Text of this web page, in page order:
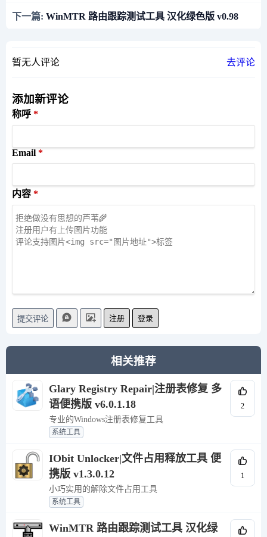
下一篇: WinMTR 路由跟踪测试工具 汉化绿色版 v0.98
暂无人评论 去评论
添加新评论
称呼
Email
内容
提交评论 注册 登录
相关推荐
Glary Registry Repair|注册表修复 多
语便携版 v6.0.1.18
专业的Windows注册表修复工具
系统工具
2
IObit Unlocker|文件占用释放工具 便
携版 v1.3.0.12
小巧实用的解除文件占用工具
系统工具
1
WinMTR 路由跟踪测试工具 汉化绿